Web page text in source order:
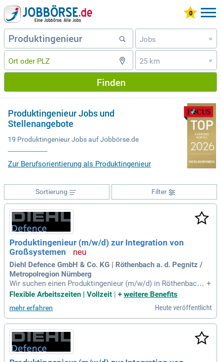
Jobs »
25 km »
Finden
Produktingenieur Jobs und
Stellenangebote
19 Produktingenieur Jobs auf Jobbörse.de
Zur Berufsorientierung als Produktingenieur
Filter
Sortierung
Produktingenieur (m/w/d) zur Integration von
Großsystemen
Diehl Defence GmbH & Co. KG | Röthenbach a. d. Pegnitz /
Metropolregion Nürnberg
Wir suchen einen Produktingenieur (m/w/d) in Röthenbach
a. d. Pegnitz, der sich auf die Integration von Großsystemen
wicklungsphasen neuer Teilkomponenten mit einem klaren
Fokus auf Integrations-, Service- und Testanforderungen. Sie
gewährleisten einen effektiven Know-how-Transfer zwische
n den Bereichen Entwicklung und Integration. Darüber hinau
s bereiten Sie die Integrationsumgebung für neue Produkte
vor und analysieren die Entwicklungsstände im Hinblick auf
+
Flexible Arbeitszeiten | Vollzeit
+ weitere Benefits
mehr erfahren Heute veröffentlicht